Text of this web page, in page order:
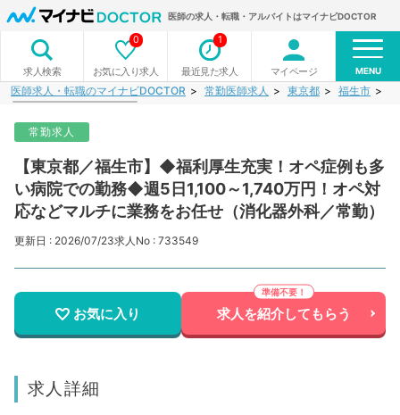
医師の求人・転職・アルバイトはマイナビDOCTOR
求人検索 お気に入り求人
0
最近見た求人
1
マイページ MENU
医師求人・転職のマイナビDOCTOR 常勤医師求人 東京都 福生市
常勤求人
【東京都／福生市】◆福利厚生充実！オペ症例も多
い病院での勤務◆週5日1,100～1,740万円！オペ対
応などマルチに業務をお任せ（消化器外科／常勤）
更新日 : 2026/07/23求人No : 733549
お気に入り 求人を紹介してもらう
求人詳細